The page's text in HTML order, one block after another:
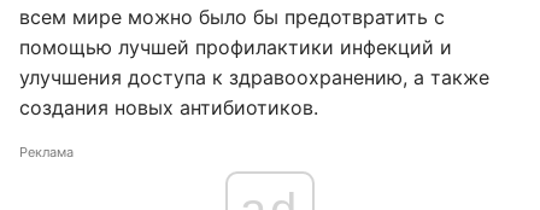
всем мире можно было бы предотвратить с
помощью лучшей профилактики инфекций и
улучшения доступа к здравоохранению, а также
создания новых антибиотиков.
Реклама